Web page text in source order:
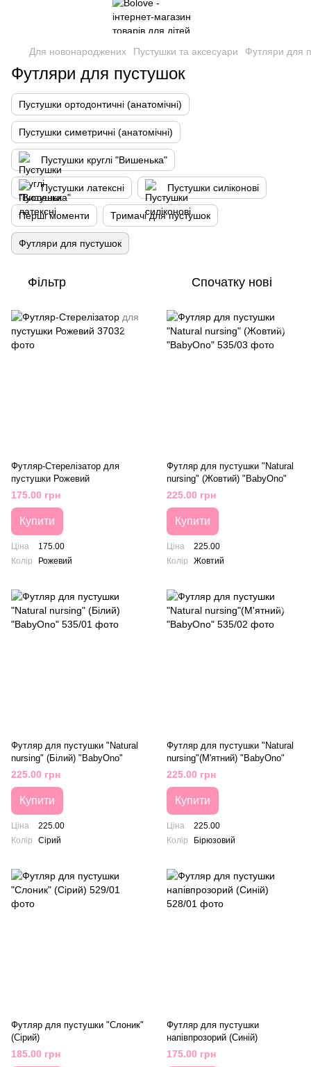
Для новонароджених Пустушки та аксесуари Футляри для
Футляри для пустушок
Пустушки ортодонтичні (анатомічні)
Пустушки симетричні (анатомічні)
Пустушки круглі "Вишенька"
Пустушки латексні Пустушки силіконові
Перші моменти Тримачі для пустушок
Футляри для пустушок
Фільтр Спочатку нові
Футляр-Стерелізатор для
пустушки Рожевий
175.00 грн
Купити
Ціна
175.00
Колір
Рожевий
Футляр для пустушки "Natural
nursing" (Жовтий) "BabyOno"
225.00 грн
Купити
Ціна
225.00
Колір
Жовтий
Футляр для пустушки "Natural
nursing" (Білий) "BabyOno"
225.00 грн
Купити
Ціна
225.00
Колір
Сірий
Футляр для пустушки "Natural
nursing"(М'ятний) "BabyOno"
225.00 грн
Купити
Ціна
225.00
Колір
Бірюзовий
Футляр для пустушки "Слоник"
(Сірий)
185.00 грн
Футляр для пустушки
напівпрозорий (Синій)
175.00 грн